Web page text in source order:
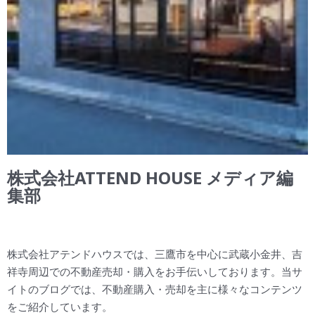
株式会社ATTEND HOUSE メディア編
集部
株式会社アテンドハウスでは、三鷹市を中心に武蔵小金井、吉
祥寺周辺での不動産売却・購入をお手伝いしております。当サ
イトのブログでは、不動産購入・売却を主に様々なコンテンツ
をご紹介しています。